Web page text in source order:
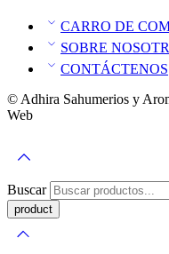
CARRO DE
SOBRE
CONTÁCTENOS
© Adhira Sahumerios y
Web
Buscar